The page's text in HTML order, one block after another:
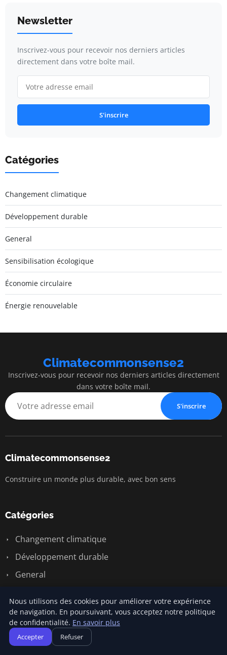
Newsletter
Inscrivez-vous pour recevoir nos derniers articles
directement dans votre boîte mail.
S'inscrire
Catégories
Changement climatique
Développement durable
General
Sensibilisation écologique
Économie circulaire
Énergie renouvelable
Climatecommonsense2
Inscrivez-vous pour recevoir nos derniers articles directement
dans votre boîte mail.
S'inscrire
Climatecommonsense2
Construire un monde plus durable, avec bon sens
Catégories
Changement climatique
Développement durable
General
Économie circulaire
Énergie renouvelable
Nous utilisons des cookies pour améliorer votre expérience
de navigation. En poursuivant, vous acceptez notre politique
de confidentialité. En savoir plus
Accepter Refuser